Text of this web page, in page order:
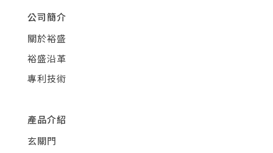
公司簡介
關於裕盛
裕盛沿革
專利技術
產品介紹
玄關門